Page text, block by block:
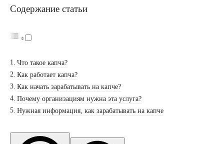
Содержание статьи
Что такое капча?
Как работает капча?
Как начать зарабатывать на капче?
Почему организациям нужна эта услуга?
Нужная информация, как зарабатывать на капче